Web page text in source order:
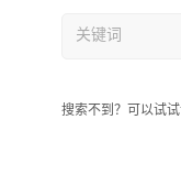
搜索不到？可以试